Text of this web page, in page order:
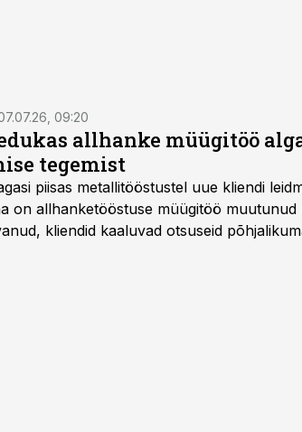
09:20
allhanke müügitöö
tegemist
piisas metallitööstustel uue kliendi
on allhanketööstuse müügitöö muutunud
kliendid kaaluvad otsuseid